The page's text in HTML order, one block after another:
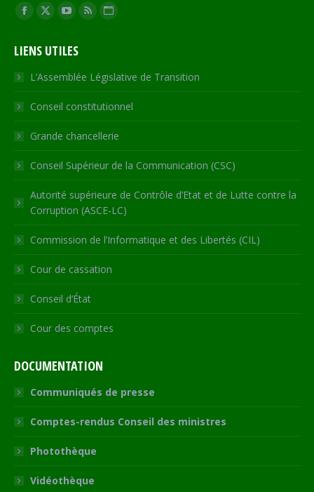
Trouvez nous sur :
Facebook
opens
in
new
window
X
opens
in
new
window
YouTube
opens
in
new
window
RSS
in
new
window
Site
opens
in
new
LIENS UTILES
L’Assemblée Législative de Transition
Conseil constitutionnel
Grande chancellerie
Conseil Supérieur de la Communication (CSC)
Autorité supérieure de Contrôle d’Etat et de Lutte contre la
Corruption (ASCE-LC)
Commission de l’Informatique et des Libertés (CIL)
Cour de cassation
Conseil d’État
Cour des comptes
DOCUMENTATION
Communiqués de presse
Comptes-rendus Conseil des ministres
Photothèque
Vidéothèque